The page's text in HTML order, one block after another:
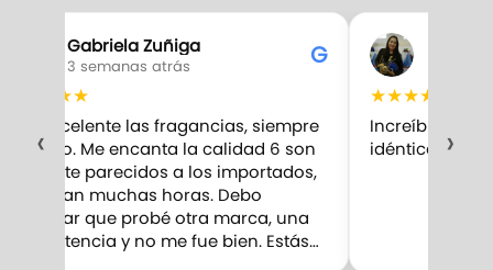
‹
Gabriela Zuñiga
3 semanas atrás G
★★
Son excelente las fragancias, siempre
compro. Me encanta la calidad 6 son
bastante parecidos a los importados,
perduran muchas horas. Debo
confesar que probé otra marca, una
competencia y no me fue bien. Estás…
★★★★
Increíble la
idéntica al
›